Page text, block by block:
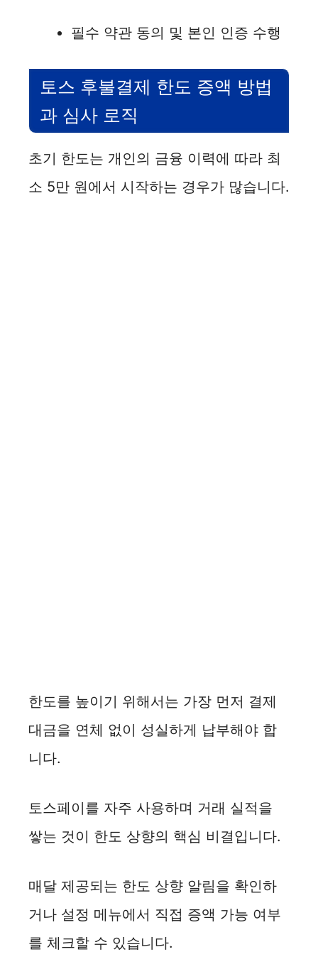
필수 약관 동의 및 본인 인증 수행
토스 후불결제 한도 증액 방법
과 심사 로직
초기 한도는 개인의 금융 이력에 따라 최
소 5만 원에서 시작하는 경우가 많습니다.
한도를 높이기 위해서는 가장 먼저 결제
대금을 연체 없이 성실하게 납부해야 합
니다.
토스페이를 자주 사용하며 거래 실적을
쌓는 것이 한도 상향의 핵심 비결입니다.
매달 제공되는 한도 상향 알림을 확인하
거나 설정 메뉴에서 직접 증액 가능 여부
를 체크할 수 있습니다.